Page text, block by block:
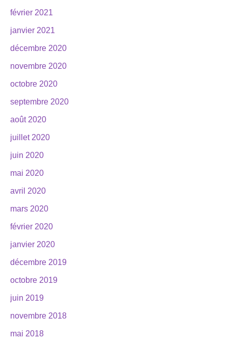
février 2021
janvier 2021
décembre 2020
novembre 2020
octobre 2020
septembre 2020
août 2020
juillet 2020
juin 2020
mai 2020
avril 2020
mars 2020
février 2020
janvier 2020
décembre 2019
octobre 2019
juin 2019
novembre 2018
mai 2018